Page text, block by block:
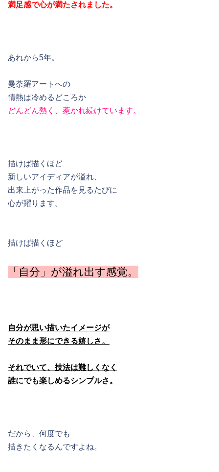
満足感で心が満たされました。
あれから5年。
曼荼羅アートへの
情熱は冷めるどころか
どんどん熱く、惹かれ続けています。
描けば描くほど
新しいアイディアが溢れ、
出来上がった作品を見るたびに
心が躍ります。
描けば描くほど
「自分」が溢れ出す感覚。
自分が思い描いたイメージが
そのまま形にできる嬉しさ。
それでいて、技法は難しくなく
誰にでも楽しめるシンプルさ。
だから、何度でも
描きたくなるんですよね。